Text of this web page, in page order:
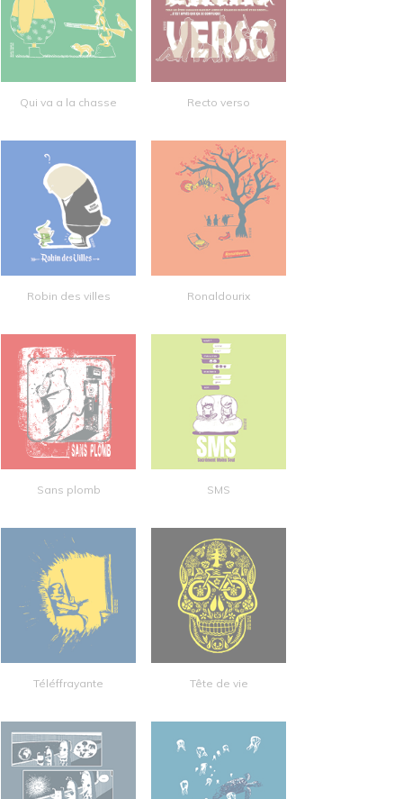
Qui va a la chasse Recto verso
Robin des villes Ronaldourix
Sans plomb SMS
Téléffrayante Tête de vie